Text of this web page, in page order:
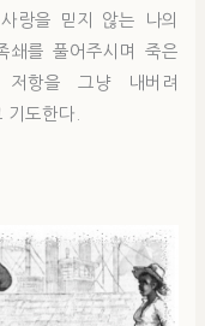
랑을 믿지 않는 나의
쇄를 풀어주시며 죽은
항을 그냥 내버려
도한다.